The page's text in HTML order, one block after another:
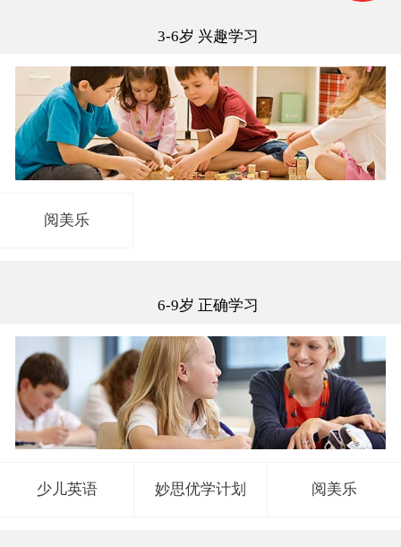
3-6岁 兴趣学习
阅美乐
6-9岁 正确学习
少儿英语 妙思优学计划 阅美乐